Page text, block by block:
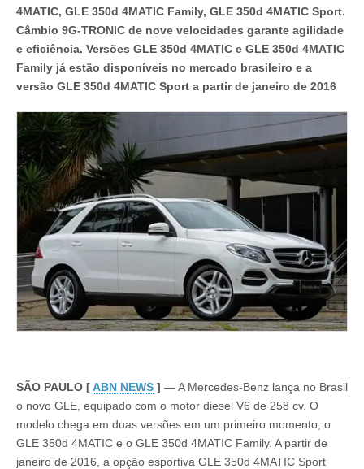
chega
ao
4MATIC, GLE 350d 4MATIC Family, GLE 350d 4MATIC Sport.
Câmbio 9G-TRONIC de nove velocidades garante agilidade
e eficiência. Versões GLE 350d 4MATIC e GLE 350d 4MATIC
Family já estão disponíveis no mercado brasileiro e a
versão GLE 350d 4MATIC Sport a partir de janeiro de 2016
SÃO PAULO [ABN NEWS ] — A Mercedes-Benz lança no Brasil
o novo GLE, equipado com o motor diesel V6 de 258 cv. O
modelo chega em duas versões em um primeiro momento, o
GLE 350d 4MATIC e o GLE 350d 4MATIC Family. A partir de
janeiro de 2016, a opção esportiva GLE 350d 4MATIC Sport